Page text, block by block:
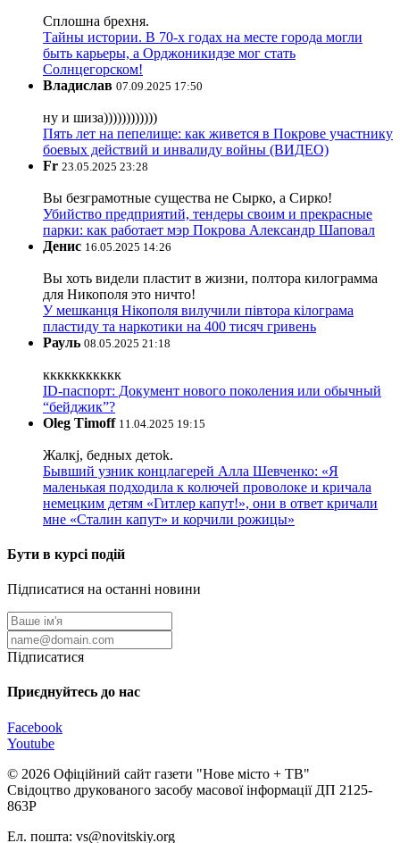
Сплошна брехня.
Тайны истории. В 70-х годах на месте города могли
быть карьеры, а Орджоникидзе мог стать
Солнцегорском!
Владислав 07.09.2025 17:50
ну и шиза))))))))))))
Пять лет на пепелище: как живется в Покрове участнику
боевых действий и инвалиду войны (ВИДЕО)
Fr 23.05.2025 23:28
Вы безграмотные существа не Сырко, а Сирко!
Убийство предприятий, тендеры своим и прекрасные
парки: как работает мэр Покрова Александр Шаповал
Денис 16.05.2025 14:26
Вы хоть видели пластит в жизни, полтора килограмма
для Никополя это ничто!
У мешканця Нікополя вилучили півтора кілограма
пластиду та наркотики на 400 тисяч гривень
Рауль 08.05.2025 21:18
ккккккккккк
ID-паспорт: Документ нового поколения или обычный
“бейджик”?
Oleg Timoff 11.04.2025 19:15
Жалкj, бедных детok.
Бывший узник концлагерей Алла Шевченко: «Я
маленькая подходила к колючей проволоке и кричала
немецким детям «Гитлер капут!», они в ответ кричали
мне «Сталин капут» и корчили рожицы»
Бути в курсі подій
Підписатися на останні новини
Підписатися
Приєднуйтесь до нас
Facebook
Youtube
© 2026 Офіційний сайт газети "Нове мiсто + ТВ"
Свідоцтво друкованого засобу масової інформації ДП 2125-
863Р
Ел. пошта: vs@novitskiy.org